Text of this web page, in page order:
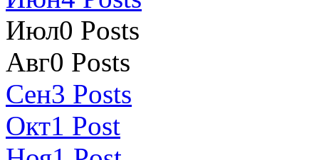
Июл0 Posts
Авг0 Posts
Сен3 Posts
Окт1 Post